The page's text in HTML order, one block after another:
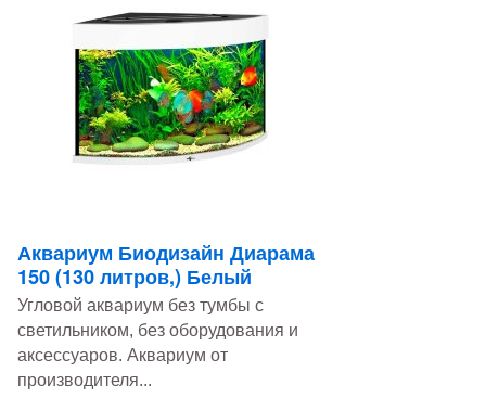
Аквариум Биодизайн Диарама
150 (130 литров,) Белый
Угловой аквариум без тумбы с
светильником, без оборудования и
аксессуаров. Аквариум от
производителя...